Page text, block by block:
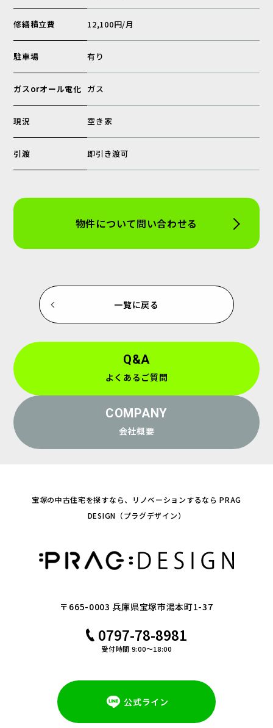
修繕積立費 12,100円/月
駐車場 有り
ガスorオール電化 ガス
現況 空き家
引渡 即引き渡可
物件について問い合わせる
一覧に戻る
Q&A
よくあるご質問
COMPANY
会社概要
宝塚の中古住宅を探すなら、リノベーションするなら PRAG
DESIGN（プラグデザイン）
〒665-0003 兵庫県宝塚市湯本町1-37
0797-78-8981
受付時間 9:00～18:00
公式ライン